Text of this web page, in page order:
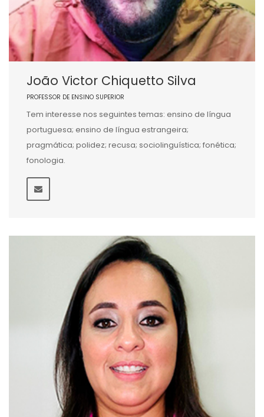
João Victor Chiquetto Silva
PROFESSOR DE ENSINO SUPERIOR
Tem interesse nos seguintes temas: ensino de língua
portuguesa; ensino de língua estrangeira;
pragmática; polidez; recusa; sociolinguística; fonética;
fonologia.